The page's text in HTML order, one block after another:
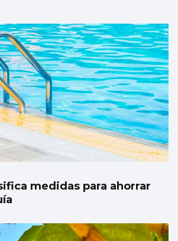
zona de emergencia a
medidas para ahorrar